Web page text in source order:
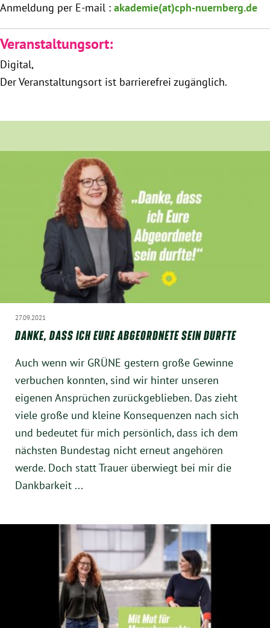
Bayern
München
YouTube
Facebook
Instagram
Anmeldung per E-mail : akademie(at)cph-nuernberg.de
Veranstaltungsort:
Digital
Der Veranstaltungsort ist barrierefrei zugänglich.
27.09.2021
DANKE, DASS ICH EURE ABGEORDNETE SEIN DURFTE
Auch wenn wir GRÜNE gestern große Gewinne
verbuchen konnten, sind wir hinter unseren
eigenen Ansprüchen zurückgeblieben. Das zieht
viele große und kleine Konsequenzen nach sich
und bedeutet für mich persönlich, dass ich dem
nächsten Bundestag nicht erneut angehören
werde. Doch statt Trauer überwiegt bei mir die
Dankbarkeit ...